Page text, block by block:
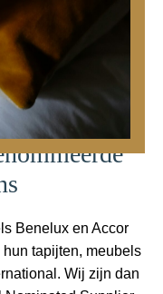
Benelux en Accor
tapijten, meubels
Wij zijn dan